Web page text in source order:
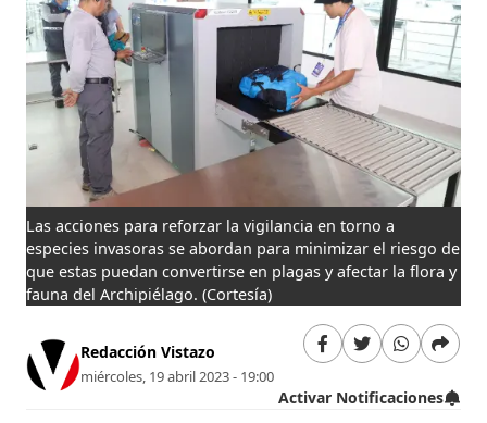
Las acciones para reforzar la vigilancia en torno a
especies invasoras se abordan para minimizar el riesgo de
que estas puedan convertirse en plagas y afectar la flora y
fauna del Archipiélago. (Cortesía)
Redacción Vistazo
miércoles, 19 abril 2023 - 19:00
Activar Notificaciones